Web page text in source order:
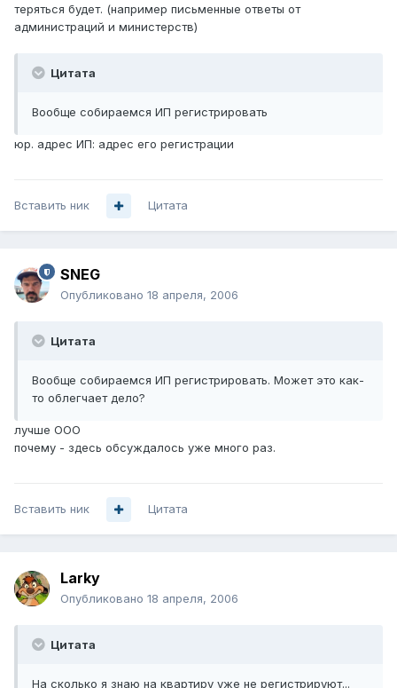
теряться будет. (например письменные ответы от
администраций и министерств)
Цитата
Вообще собираемся ИП регистрировать
юр. адрес ИП: адрес его регистрации
Вставить ник Цитата
SNEG
Опубликовано 18 апреля, 2006
Цитата
Вообще собираемся ИП регистрировать. Может это как-
то облегчает дело?
лучше ООО
почему - здесь обсуждалось уже много раз.
Вставить ник Цитата
Larky
Опубликовано 18 апреля, 2006
Цитата
На сколько я знаю на квартиру уже не регистрируют...